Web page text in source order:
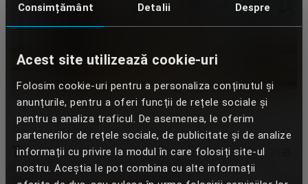
Consimțământ Detalii Despre
Acest site utilizează cookie-uri
Folosim cookie-uri pentru a personaliza conținutul și
anunțurile, pentru a oferi funcții de rețele sociale și
pentru a analiza traficul. De asemenea, le oferim
partenerilor de rețele sociale, de publicitate și de analize
informații cu privire la modul în care folosiți site-ul
nostru. Aceștia le pot combina cu alte informații
Tratamente Ortodontice Moderne
Îndreaptă-ți dinții cu cele mai noi și eficiente soluții
ortodontice